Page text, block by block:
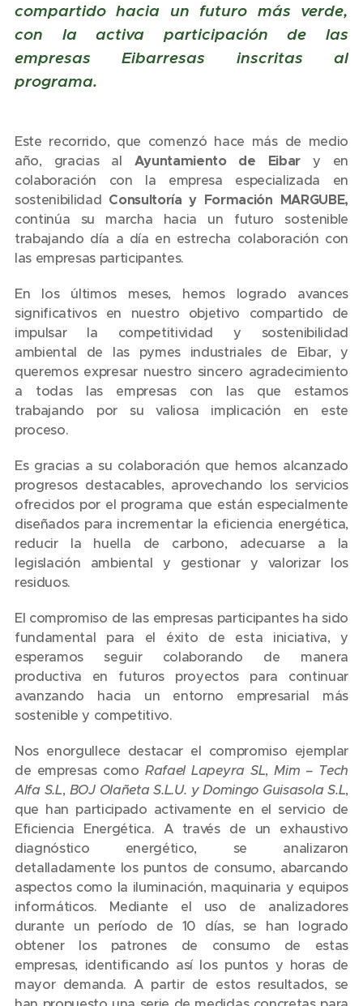
compartidohacia un futuro más verde,
con la activa participación de las
empresas Eibarresas inscritas al
programa.
Este recorrido, que comenzó hace más de medio
año, gracias al Ayuntamiento de Eibar y en
colaboración con la empresa especializada en
sostenibilidad Consultoría y Formación MARGUBE,
continúa su marcha hacia un futuro sostenible
trabajando día a día en estrecha colaboración con
las empresas participantes.
En los últimos meses, hemos logrado avances
significativos en nuestro objetivo compartido de
impulsar la competitividad y sostenibilidad
ambiental de las pymes industriales de Eibar, y
queremos expresar nuestro sincero agradecimiento
a todas las empresas con las que estamos
trabajando por su valiosa implicación en este
proceso.
Es gracias a su colaboración que hemos alcanzado
progresos destacables, aprovechando los servicios
ofrecidos por el programa que están especialmente
diseñados para incrementar la eficiencia energética,
reducir la huella de carbono, adecuarse a la
legislación ambiental y gestionar y valorizar los
residuos.
El compromiso de las empresas participantes ha sido
fundamental para el éxito de esta iniciativa, y
esperamos seguir colaborando de manera
productiva en futuros proyectos para continuar
avanzando hacia un entorno empresarial más
sostenible y competitivo.
Nos enorgullece destacar el compromiso ejemplar
de empresas como Rafael Lapeyra SL,Mim – Tech
Alfa S.L, BOJ Olañeta S.L.U. y Domingo Guisasola S.L,
que han participado activamente en el servicio de
Eficiencia Energética. A través de un exhaustivo
diagnóstico energético, se analizaron
detalladamente los puntos de consumo, abarcando
aspectos como la iluminación, maquinaria y equipos
informáticos. Mediante el uso de analizadores
durante un período de 10 días, se han logrado
obtener los patrones de consumo de estas
empresas, identificando así los puntos y horas de
mayor demanda. A partir de estos resultados, se